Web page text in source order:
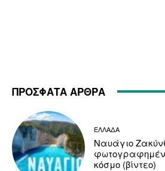
ΠΡΟΣΦΑΤΑ ΑΡΘΡΑ
ΕΛΛΑΔΑ
Ναυάγιο
κόσμο (βίντεο)